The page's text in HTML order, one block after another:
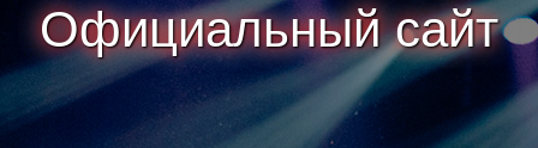
Официальный сайт